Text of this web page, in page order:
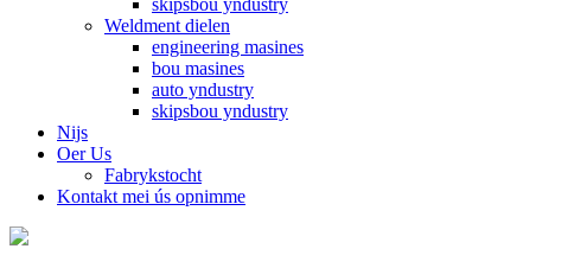
skipsbou yndustry
Weldment dielen
engineering masines
bou masines
auto yndustry
skipsbou yndustry
Nijs
Oer Us
Fabrykstocht
Kontakt mei ús opnimme